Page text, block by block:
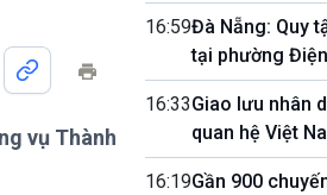
Tuyên chiến với gian lận
thương mại
đảo
Tìm
Nam
Podcast
Góc
Bình
vụ Thành
16:59Đà Nẵng: Quy
tại phường
16:33Giao lưu nhân
quan hệ Việt
16:19Gần 900